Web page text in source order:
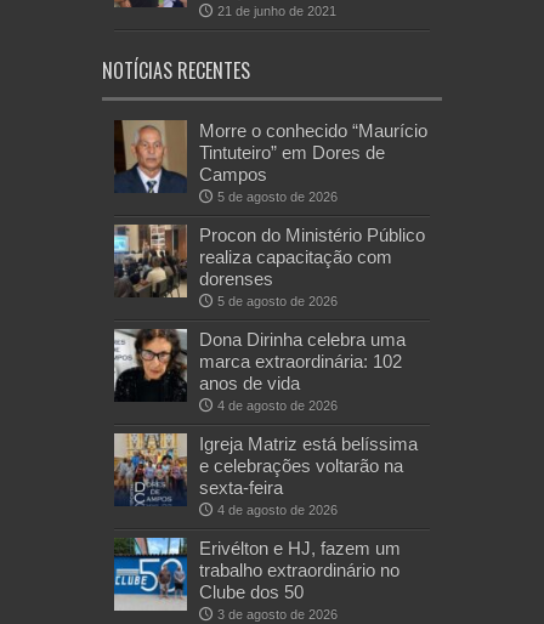
21 de junho de 2021
NOTÍCIAS RECENTES
Morre o conhecido “Maurício
Tintuteiro” em Dores de
Campos
5 de agosto de 2026
Procon do Ministério Público
realiza capacitação com
dorenses
5 de agosto de 2026
Dona Dirinha celebra uma
marca extraordinária: 102
anos de vida
4 de agosto de 2026
Igreja Matriz está belíssima
e celebrações voltarão na
sexta-feira
4 de agosto de 2026
Erivélton e HJ, fazem um
trabalho extraordinário no
Clube dos 50
3 de agosto de 2026